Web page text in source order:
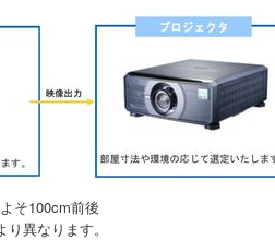
そ100cm前後
異なります。